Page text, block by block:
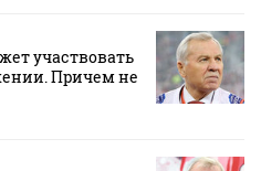
участвовать
Причем не